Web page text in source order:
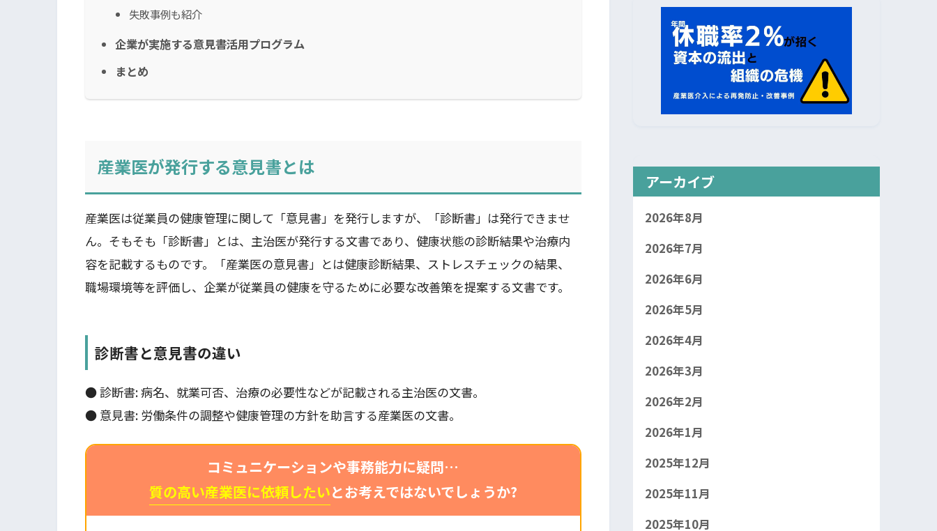
失敗事例も紹介
企業が実施する意見書活用プログラム
まとめ
産業医が発行する意見書とは
産業医は従業員の健康管理に関して「意見書」を発行しますが、「診断書」は発行できませ
ん。そもそも「診断書」とは、主治医が発行する文書であり、健康状態の診断結果や治療内
容を記載するものです。「産業医の意見書」とは健康診断結果、ストレスチェックの結果、
職場環境等を評価し、企業が従業員の健康を守るために必要な改善策を提案する文書です。
診断書と意見書の違い
● 診断書: 病名、就業可否、治療の必要性などが記載される主治医の文書。
● 意見書: 労働条件の調整や健康管理の方針を助言する産業医の文書。
コミュニケーションや事務能力に疑問…
質の高い産業医に依頼したいとお考えではないでしょうか?
アーカイブ
2026年8月
2026年7月
2026年6月
2026年5月
2026年4月
2026年3月
2026年2月
2026年1月
2025年12月
2025年11月
2025年10月